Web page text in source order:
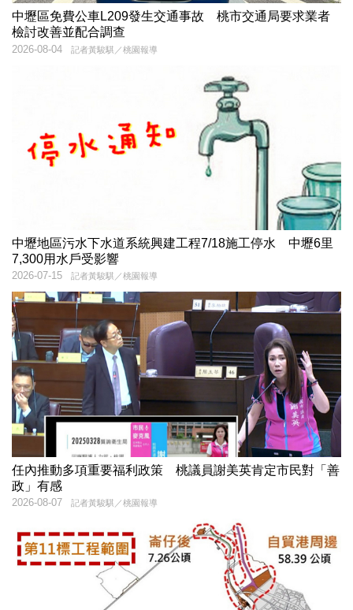
中壢區免費公車L209發生交通事故 桃市交通局要求業者
檢討改善並配合調查
記者黃駿騏／桃園報導
2026-08-04
中壢地區污水下水道系統興建工程7/18施工停水 中壢6里
7,300用水戶受影響
記者黃駿騏／桃園報導
2026-07-15
任內推動多項重要福利政策 桃議員謝美英肯定市民對「善
政」有感
記者黃駿騏／桃園報導
2026-08-07